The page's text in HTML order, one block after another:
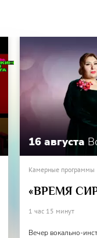
16 августа
Камерные программы
«ВРЕМЯ
1 час 15 минут
Вечер вокально-